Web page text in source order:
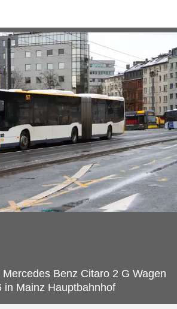
Benz Citaro 2 G Wagen
in Mainz Hauptbahnhof